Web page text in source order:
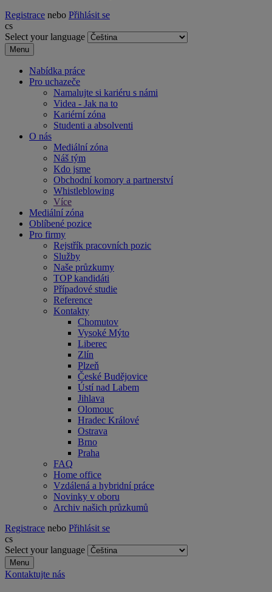
Registrace nebo Přihlásit se
cs
Select your language
Menu
Nabídka práce
Pro uchazeče
Namalujte si kariéru s námi
Videa - Jak na to
Kariérní zóna
Studenti a absolventi
O nás
Mediální zóna
Náš tým
Kdo jsme
Obchodní komory a partnerství
Whistleblowing
Více
Mediální zóna
Oblíbené pozice
Pro firmy
Rejstřík pracovních pozic
Služby
Naše průzkumy
TOP kandidáti
Případové studie
Reference
Kontakty
Chomutov
Vysoké Mýto
Liberec
Zlín
Plzeň
České Budějovice
Ústí nad Labem
Jihlava
Olomouc
Hradec Králové
Ostrava
Brno
Praha
FAQ
Home office
Vzdálená a hybridní práce
Novinky v oboru
Archiv našich průzkumů
Registrace nebo Přihlásit se
cs
Select your language
Menu
Kontaktujte nás